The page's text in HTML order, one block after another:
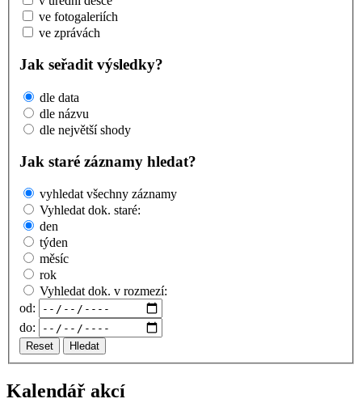
ve fotogaleriích
ve zprávách
Jak seřadit výsledky?
dle data
dle názvu
dle největší shody
Jak staré záznamy hledat?
vyhledat všechny záznamy
Vyhledat dok. staré:
den
týden
měsíc
rok
Vyhledat dok. v rozmezí:
od:
do:
Reset Hledat
Kalendář akcí